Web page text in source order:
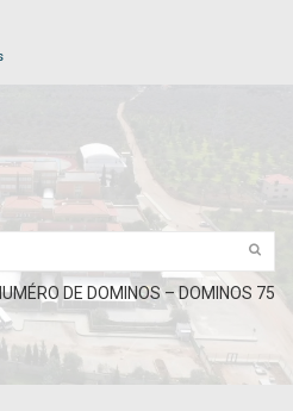
DE DOMINOS – DOMINOS 75